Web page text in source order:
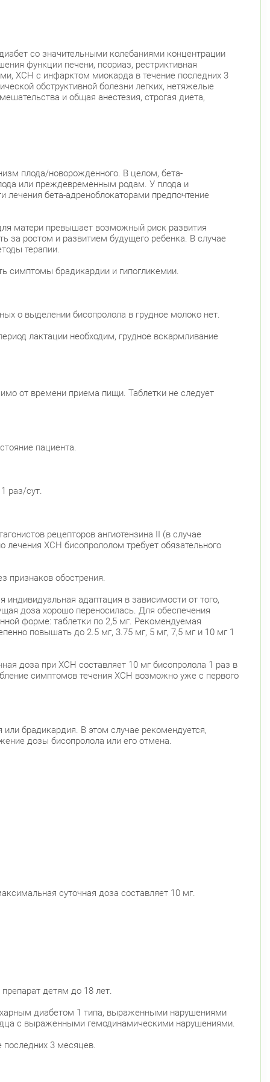
со значительными колебаниями концентрации
функции печени, псориаз, рестриктивная
ХСН с инфарктом миокарда в течение последних 3
обструктивной болезни легких, нетяжелые
и общая анестезия, строгая диета,
плода/новорожденного. В целом, бета-
или преждевременным родам. У плода и
бета-адреноблокаторами предпочтение
матери превышает возможный риск развития
за ростом и развитием будущего ребенка. В случае
терапии.
симптомы брадикардии и гипогликемии.
о выделении бисопролола в грудное молоко нет.
лактации необходим, грудное вскармливание
от времени приема пищи. Таблетки не следует
пациента.
раз/сут.
рецепторов ангиотензина II (в случае
лечения ХСН бисопрололом требует обязательного
признаков обострения.
адаптация в зависимости от того,
доза хорошо переносилась. Для обеспечения
форме: таблетки по 2,5 мг. Рекомендуемая
повышать до 2.5 мг, 3.75 мг, 5 мг, 7,5 мг и 10 мг 1
доза при ХСН составляет 10 мг бисопролола 1 раз в
симптомов течения ХСН возможно уже с первого
брадикардия. В этом случае рекомендуется,
дозы бисопролола или его отмена.
суточная доза составляет 10 мг.
детям до 18 лет.
диабетом 1 типа, выраженными нарушениями
с выраженными гемодинамическими нарушениями.
последних 3 месяцев.